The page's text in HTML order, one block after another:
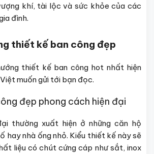
khí, tài lộc và sức khỏe của các
đình.
thiết kế ban công đẹp
thiết kế ban công hot nhất hiện
muốn gửi tới bạn đọc.
đẹp phong cách hiện đại
thường xuất hiện ở những căn hộ
hay nhà ống nhỏ. Kiểu thiết kế này sẽ
liệu có chút cứng cáp như sắt, inox